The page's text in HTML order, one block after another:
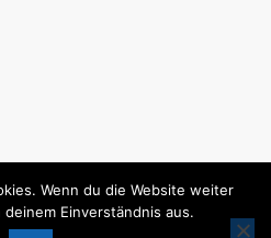
Wenn du die Website weiter
Einverständnis aus.